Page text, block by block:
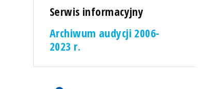
Serwis informacyjny
Archiwum audycji 2006-
2023 r.